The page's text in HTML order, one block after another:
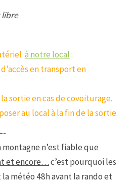
à notre local:
en transport en
sortie en cas de covoiturage.
au local à la fin de la sortie.
montagne n’est fiable que
et encore…c’est pourquoi les
météo 48h avant la rando et